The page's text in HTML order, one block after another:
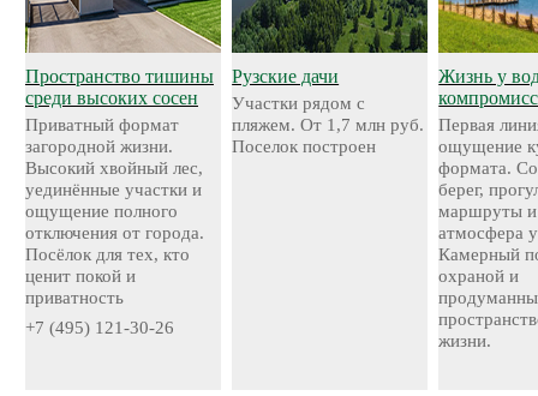
Пространство тишины
среди высоких сосен
Приватный формат
загородной жизни.
Высокий хвойный лес,
уединённые участки и
ощущение полного
отключения от города.
Посёлок для тех, кто
ценит покой и
приватность
+7 (495) 121-30-26
Рузские дачи
Участки рядом с
пляжем. От 1,7 млн руб.
Поселок построен
Жизнь у
Первая
ощущение
формата.
берег,
маршруты и
атмосфера
Камерный
охраной и
жизни.